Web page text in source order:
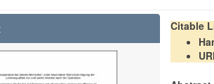
Citable